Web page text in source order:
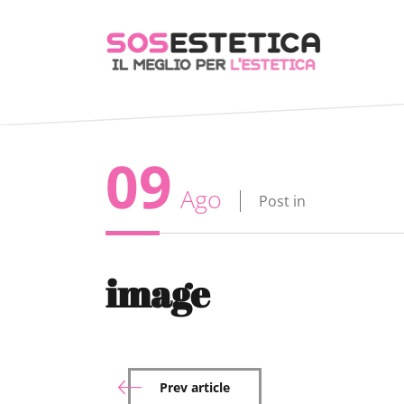
09 Ago Post in
image
Prev article